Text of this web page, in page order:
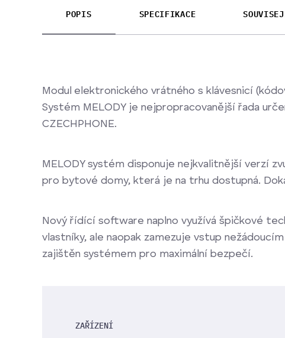
POPIS SPECIFIKACE
Modul elektronického vrátného s klávesnicí
Systém MELODY je nejpropracovanější řada
CZECHPHONE.
MELODY systém disponuje nejkvalitnější verzí
pro bytové domy, která je na trhu dostupná.
Nový řídící software naplno využívá špičkové
vlastníky, ale naopak zamezuje vstup
zajištěn systémem pro maximální bezpečí.
ZAŘÍZENÍ